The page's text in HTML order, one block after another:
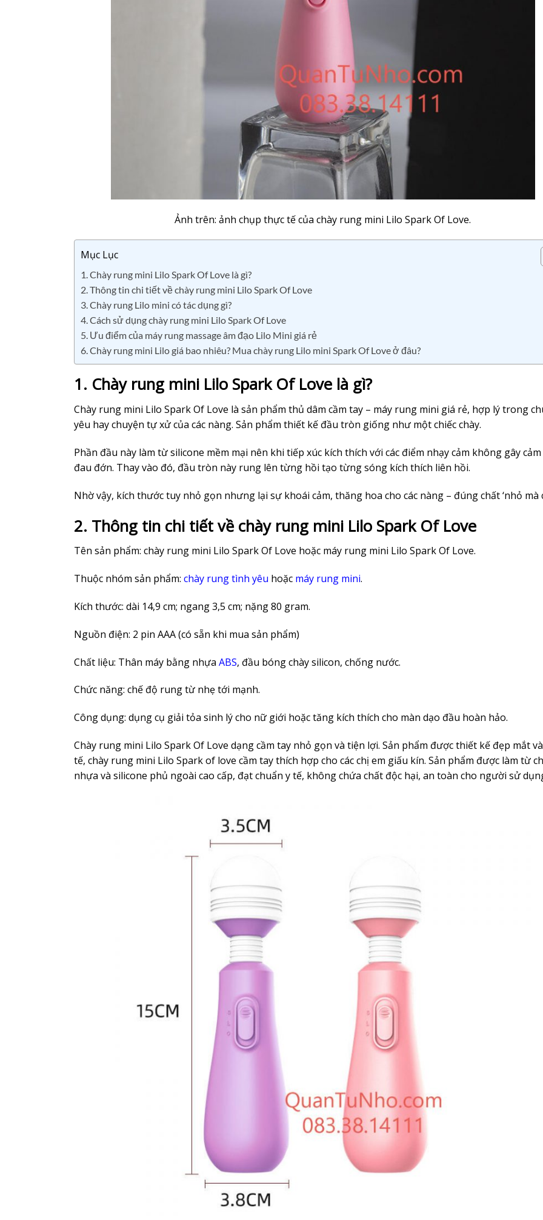
Ảnh trên: ảnh chụp thực tế của chày rung mini Lilo Spark Of Love.
Mục Lục
1. Chày rung mini Lilo Spark Of Love là gì?
2. Thông tin chi tiết về chày rung mini Lilo Spark Of Love
3. Chày rung Lilo mini có tác dụng gì?
4. Cách sử dụng chày rung mini Lilo Spark Of Love
5. Ưu điểm của máy rung massage âm đạo Lilo Mini giá rẻ
6. Chày rung mini Lilo giá bao nhiêu? Mua chày rung Lilo mini Spark Of Love ở đâu?
1. Chày rung mini Lilo Spark Of Love là gì?
Chày rung mini Lilo Spark Of Love là sản phẩm thủ dâm cầm tay – máy rung mini giá rẻ, hợp lý trong
yêu hay chuyện tự xử của các nàng. Sản phẩm thiết kế đầu tròn giống như một chiếc chày.
Phần đầu này làm từ silicone mềm mại nên khi tiếp xúc kích thích với các điểm nhạy cảm không gây
đau đớn. Thay vào đó, đầu tròn này rung lên từng hồi tạo từng sóng kích thích liên hồi.
Nhờ vậy, kích thước tuy nhỏ gọn nhưng lại sự khoái cảm, thăng hoa cho các nàng – đúng chất ‘nhỏ mà
2. Thông tin chi tiết về chày rung mini Lilo Spark Of Love
Tên sản phẩm: chày rung mini Lilo Spark Of Love hoặc máy rung mini Lilo Spark Of Love.
Thuộc nhóm sản phẩm: chày rung tình yêu hoặc máy rung mini.
Kích thước: dài 14,9 cm; ngang 3,5 cm; nặng 80 gram.
Nguồn điện: 2 pin AAA (có sẵn khi mua sản phẩm)
Chất liệu: Thân máy bằng nhựa ABS, đầu bóng chày silicon, chống nước.
Chức năng: chế độ rung từ nhẹ tới mạnh.
Công dụng: dụng cụ giải tỏa sinh lý cho nữ giới hoặc tăng kích thích cho màn dạo đầu hoàn hảo.
Chày rung mini Lilo Spark Of Love dạng cầm tay nhỏ gọn và tiện lợi. Sản phẩm được thiết kế đẹp mắt
tế, chày rung mini Lilo Spark of love cầm tay thích hợp cho các chị em giấu kín. Sản phẩm được làm từ
nhựa và silicone phủ ngoài cao cấp, đạt chuẩn y tế, không chứa chất độc hại, an toàn cho người sử